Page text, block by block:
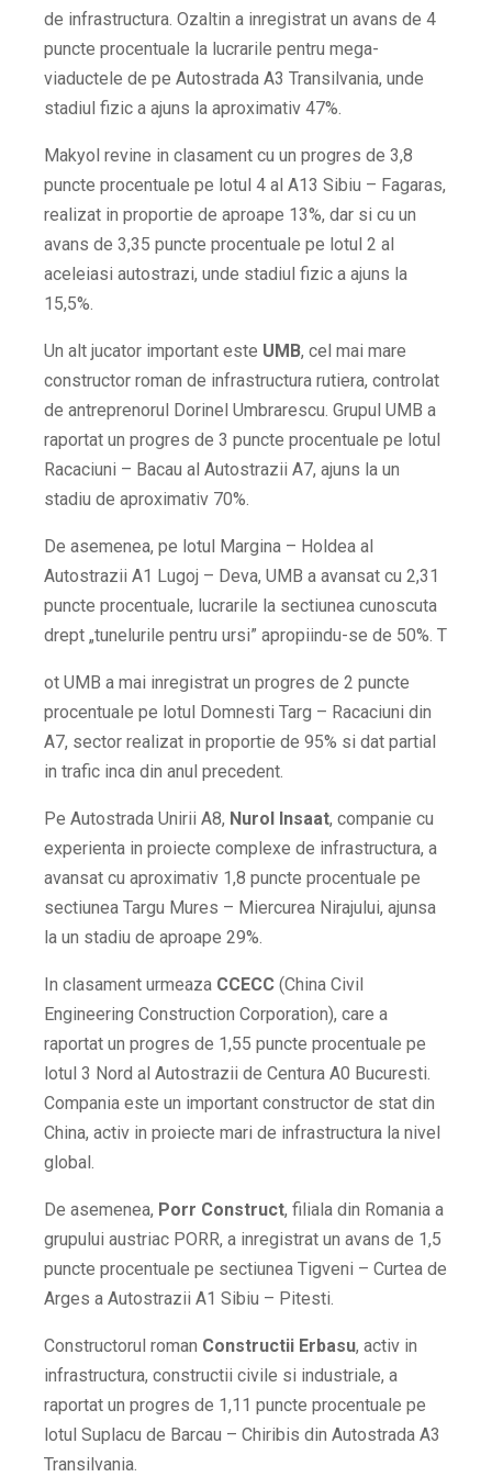
de infrastructura. Ozaltin a inregistrat un avans de 4
puncte procentuale la lucrarile pentru mega-
viaductele de pe Autostrada A3 Transilvania, unde
stadiul fizic a ajuns la aproximativ 47%.
Makyol revine in clasament cu un progres de 3,8
puncte procentuale pe lotul 4 al A13 Sibiu – Fagaras,
realizat in proportie de aproape 13%, dar si cu un
avans de 3,35 puncte procentuale pe lotul 2 al
aceleiasi autostrazi, unde stadiul fizic a ajuns la
15,5%.
Un alt jucator important este UMB, cel mai mare
constructor roman de infrastructura rutiera, controlat
de antreprenorul Dorinel Umbrarescu. Grupul UMB a
raportat un progres de 3 puncte procentuale pe lotul
Racaciuni – Bacau al Autostrazii A7, ajuns la un
stadiu de aproximativ 70%.
De asemenea, pe lotul Margina – Holdea al
Autostrazii A1 Lugoj – Deva, UMB a avansat cu 2,31
puncte procentuale, lucrarile la sectiunea cunoscuta
drept „tunelurile pentru ursi” apropiindu-se de 50%. T
ot UMB a mai inregistrat un progres de 2 puncte
procentuale pe lotul Domnesti Targ – Racaciuni din
A7, sector realizat in proportie de 95% si dat partial
in trafic inca din anul precedent.
Pe Autostrada Unirii A8, Nurol Insaat, companie cu
experienta in proiecte complexe de infrastructura, a
avansat cu aproximativ 1,8 puncte procentuale pe
sectiunea Targu Mures – Miercurea Nirajului, ajunsa
la un stadiu de aproape 29%.
In clasament urmeaza CCECC (China Civil
Engineering Construction Corporation), care a
raportat un progres de 1,55 puncte procentuale pe
lotul 3 Nord al Autostrazii de Centura A0 Bucuresti.
Compania este un important constructor de stat din
China, activ in proiecte mari de infrastructura la nivel
global.
De asemenea, Porr Construct, filiala din Romania a
grupului austriac PORR, a inregistrat un avans de 1,5
puncte procentuale pe sectiunea Tigveni – Curtea de
Arges a Autostrazii A1 Sibiu – Pitesti.
Constructorul roman Constructii Erbasu, activ in
infrastructura, constructii civile si industriale, a
raportat un progres de 1,11 puncte procentuale pe
lotul Suplacu de Barcau – Chiribis din Autostrada A3
Transilvania.